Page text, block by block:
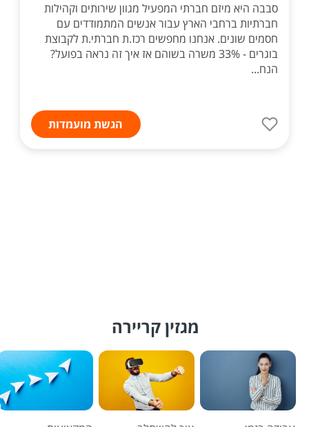
סבבה היא מיזם חברתי המפעיל מגוון שירותים וקהילות
חברתיות ברחבי הארץ עבור אנשים המתמודדים עם
חסמים שונים. אנחנו מחפשים רכז.ת חברתי.ת לקבוצת
בוגרים - 33% משרה בשוהם אז איך זה נראה בפועל?
הנח...
הגשת מועמדות
מגזין קריירה